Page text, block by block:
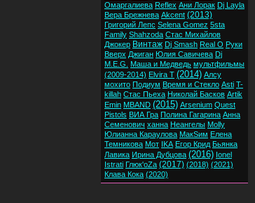
Омаргалиева Reflex Ани Лорак Dj Layla
Вера Брежнева Akcent (2013)
Григорий Лепс Selena Gomez 5sta
Family Shahzoda Стас Михайлов
Джокер Винтаж Dj Smash Real O Руки
Вверх Джиган Юлия Савичева Dj
M.E.G.
Маша и Медведь мультфильмы
(2009-2014) Elvira T (2014) Алсу
мохито Подиум Время и Стекло Asti T-
killah Стас Пьеха Николай Басков Artik
Emin MBAND (2015) Arsenium Quest
Pistols ВИА Гра Полина Гагарина Анна
Семенович ханна Неангелы Molly
Юлианна Караулова МакSим Елена
Темникова Мот IKA Егор Крид Бьянка
Лавика Ирина Дубцова (2016) Ionel
Istrati Глюк'oZa (2017) (2018) (2021)
Клава Кока (2020)